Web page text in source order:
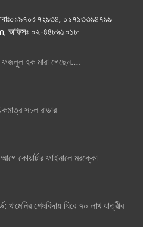
০১৭১৩৩৯৪৭৯৯
অফিসঃ ০২-৪৪৮৯১০১৮
হক মারা গেছেন….
সচল রাডার
আগে কোয়ার্টার ফাইনালে মরক্কো
খামেনির শেষবিদায় ঘিরে ৭০ লাখ যাত্রীর